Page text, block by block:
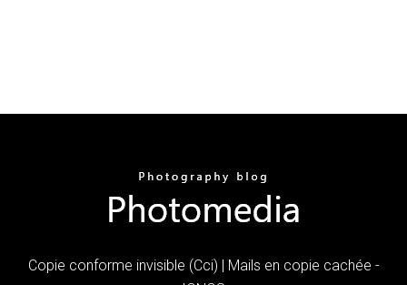
Copie conforme invisible (Cci) | Mails en copie cachée -